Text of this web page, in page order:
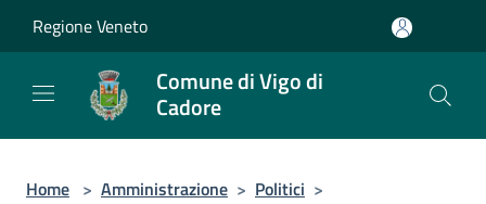
Regione Veneto
Comune di Vigo di
Cadore
Home > Amministrazione > Politici >